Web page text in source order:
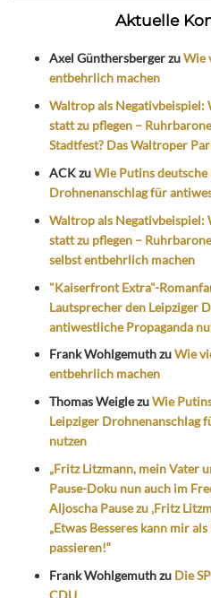
Aktuelle
Axel GünthersbergerzuWie
entbehrlich machen
Waltrop als Negativbeispiel:
statt zu pflegen – Ruhrbarone
Stadtfest? Das Waltroper
ACKzuWie Putins
Drohnenanschlag für
Waltrop als Negativbeispiel:
statt zu pflegen – Ruhrbarone
selbst entbehrlich machen
"Kaiserfront Extra"-
Lautsprecher den Leipziger
antiwestliche Propaganda
Frank WohlgemuthzuWie
entbehrlich machen
Thomas WeiglezuWie
Leipziger Drohnenanschlag
nutzen
„Fritz Litzmann, mein Vater
Pause-Doku nun auch im
Aljoscha Pause zu ‚Fritz
„Etwas Besseres kann mir
passieren!“
Frank Wohlgemuthzu Die
CDU